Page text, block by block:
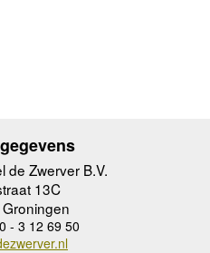
de Zwerver B.V.
13C
- 3 12 69 50